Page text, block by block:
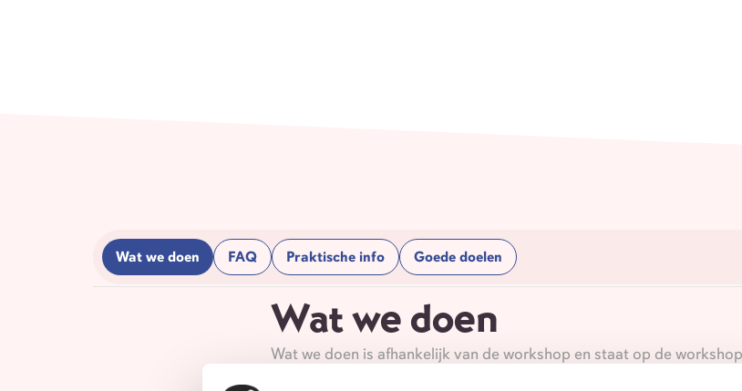
Wat we doen FAQ Praktische info Goede doelen
Wat we doen
Wat we doen is afhankelijk van de workshop en staat op de